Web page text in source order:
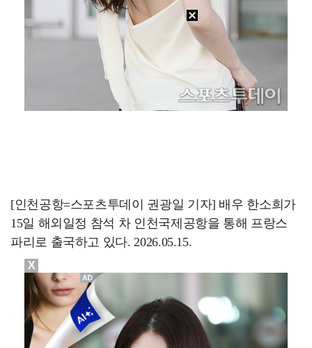
[인천공항=스포츠투데이 권광일 기자] 배우 한소희가
15일 해외일정 참석 차 인천국제공항을 통해 프랑스
파리로 출국하고 있다. 2026.05.15.
X